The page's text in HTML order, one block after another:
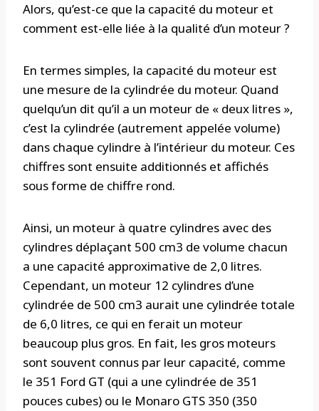
Alors, qu’est-ce que la capacité du moteur et
comment est-elle liée à la qualité d’un moteur ?
En termes simples, la capacité du moteur est
une mesure de la cylindrée du moteur. Quand
quelqu’un dit qu’il a un moteur de « deux litres »,
c’est la cylindrée (autrement appelée volume)
dans chaque cylindre à l’intérieur du moteur. Ces
chiffres sont ensuite additionnés et affichés
sous forme de chiffre rond.
Ainsi, un moteur à quatre cylindres avec des
cylindres déplaçant 500 cm3 de volume chacun
a une capacité approximative de 2,0 litres.
Cependant, un moteur 12 cylindres d’une
cylindrée de 500 cm3 aurait une cylindrée totale
de 6,0 litres, ce qui en ferait un moteur
beaucoup plus gros. En fait, les gros moteurs
sont souvent connus par leur capacité, comme
le 351 Ford GT (qui a une cylindrée de 351
pouces cubes) ou le Monaro GTS 350 (350